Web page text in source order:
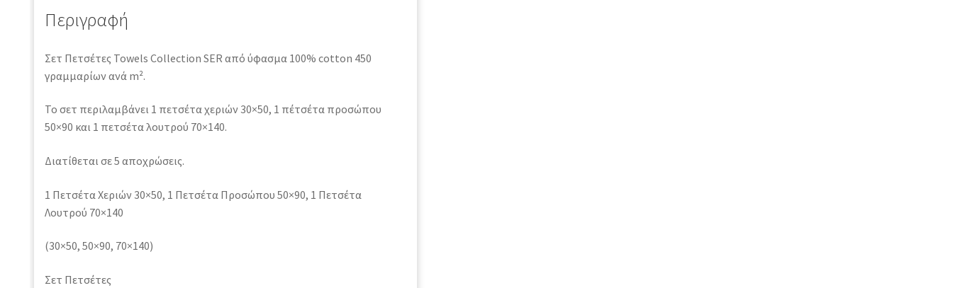
Περιγραφή
Σετ Πετσέτες Towels Collection SER από ύφασμα 100% cotton 450
γραμμαρίων ανά m².
Το σετ περιλαμβάνει 1 πετσέτα χεριών 30×50, 1 πέτσέτα προσώπου
50×90 και 1 πετσέτα λουτρού 70×140.
Διατίθεται σε 5 αποχρώσεις.
1 Πετσέτα Χεριών 30×50, 1 Πετσέτα Προσώπου 50×90, 1 Πετσέτα
Λουτρού 70×140
(30×50, 50×90, 70×140)
Σετ Πετσέτες